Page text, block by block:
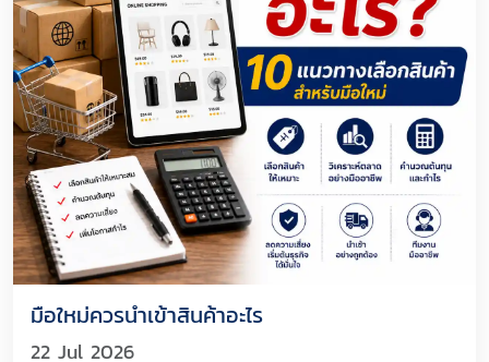
มือใหม่ควรนำเข้าสินค้าอะไร
22 Jul 2026